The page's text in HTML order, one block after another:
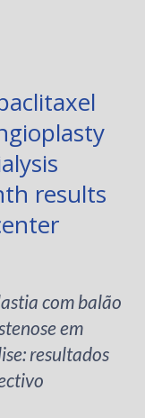
results
com balão
em
resultados